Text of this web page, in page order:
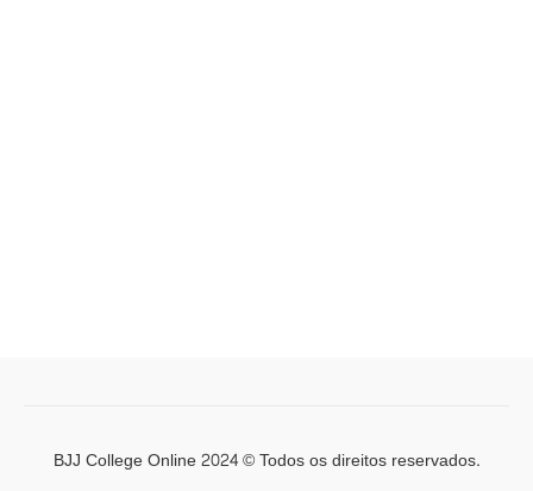
BJJ College Online 2024 © Todos os direitos reservados.